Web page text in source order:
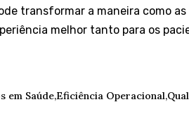
transformar a maneira como
melhor tanto para os
em Saúde Eficiência Operacional